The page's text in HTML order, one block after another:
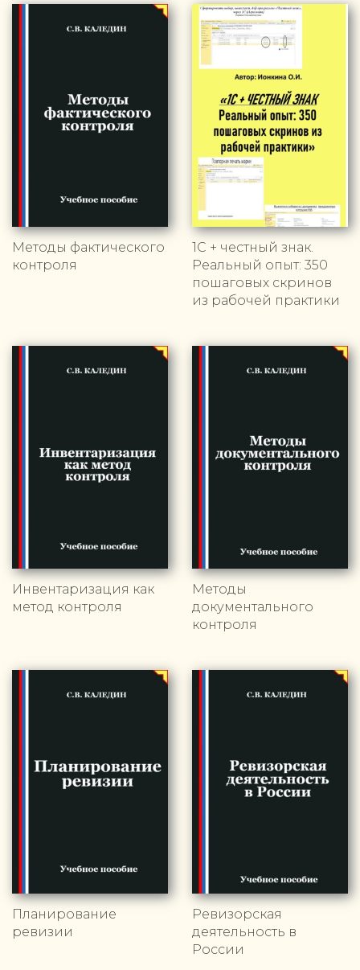
Методы фактического
контроля
1С + честный знак.
Реальный опыт: 350
пошаговых скринов
из рабочей практики
Инвентаризация как
метод контроля
Методы
документального
контроля
Планирование
ревизии
Ревизорская
деятельность в
России